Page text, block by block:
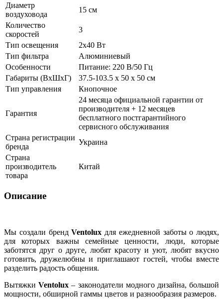
Диаметр
воздуховода
15 см
Количество
скоростей
3
Тип освещения
2х40 Вт
Тип фильтра
Алюминиевый
Особенности
Питание: 220 В/50 Гц
Габариты (ВхШхГ)
37.5-103.5 х 50 х 50 см
Тип управления
Кнопочное
Гарантия
24 месяца официальной гарантии от
производителя + 12 месяцев
бесплатного постгарантийного
сервисного обслуживания
Страна регистрации
бренда
Украина
Страна
производитель
товара
Китай
Описание
Мы создали брендVentolux для ежедневной заботы о людях,
для которых важны семейные ценности, люди, которые
заботятся друг о друге, любят красоту и уют, любят вкусно
готовить, дружелюбны и приглашают гостей, чтобы вместе
разделить радость общения.
ВытяжкиVentolux – законодатели модного дизайна, большой
мощности, обширной гаммы цветов и разнообразия размеров.